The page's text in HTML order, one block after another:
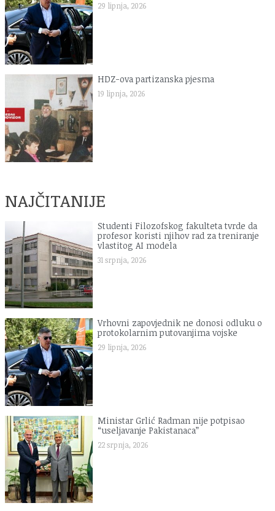
29 lipnja, 2026
HDZ-ova partizanska pjesma
19 lipnja, 2026
NAJČITANIJE
Studenti Filozofskog fakulteta tvrde da
profesor koristi njihov rad za treniranje
vlastitog AI modela
31 srpnja, 2026
Vrhovni zapovjednik ne donosi odluku o
protokolarnim putovanjima vojske
29 lipnja, 2026
Ministar Grlić Radman nije potpisao
“useljavanje Pakistanaca”
22 srpnja, 2026